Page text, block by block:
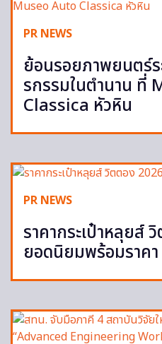
PR NEWS
ย้อนรอยภาพยนตร์
รกรรมในตำนาน ที่
Classica หัวหิน
PR NEWS
ราคากระเป๋าหลุยส์
ยอดนิยมพร้อมราคา